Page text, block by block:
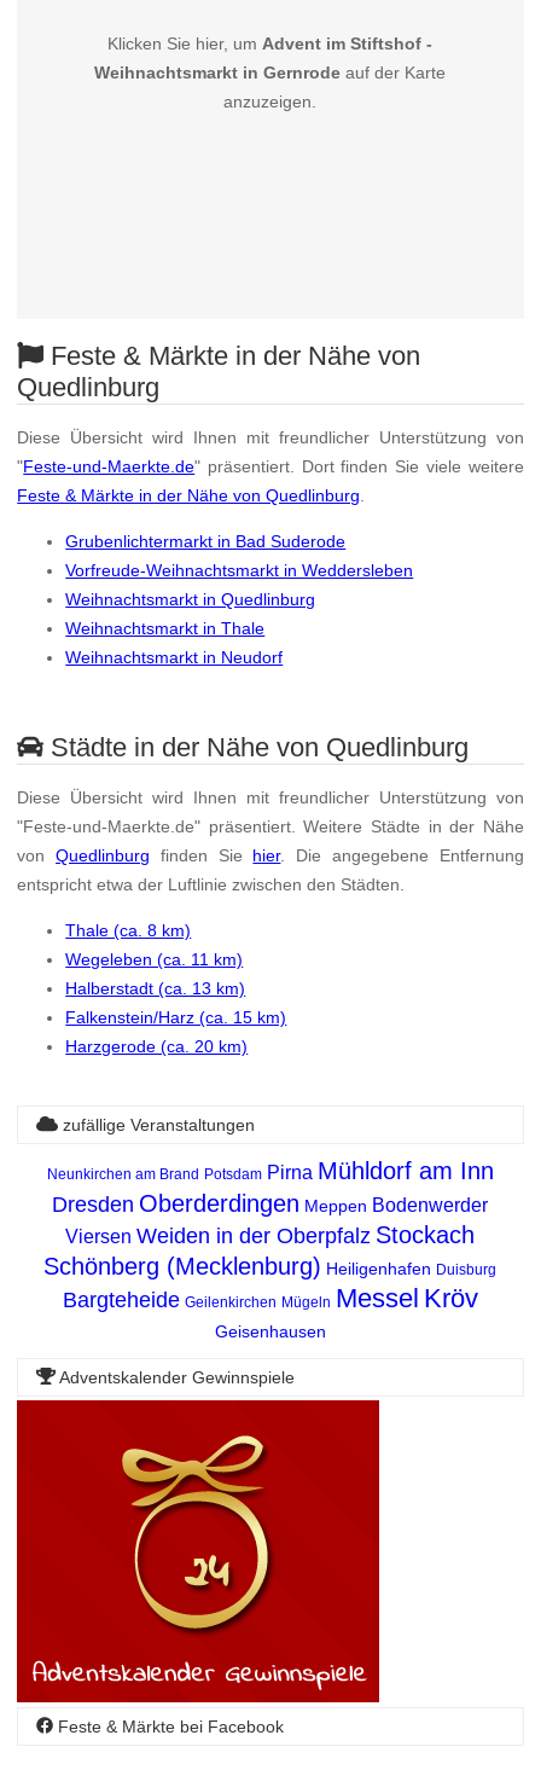
Klicken Sie hier, um Advent im Stiftshof -
Weihnachtsmarkt in Gernrode auf der Karte
anzuzeigen.
Feste & Märkte in der Nähe von
Quedlinburg
Diese Übersicht wird Ihnen mit freundlicher Unterstützung von
"Feste-und-Maerkte.de" präsentiert. Dort finden Sie viele weitere
Feste & Märkte in der Nähe von Quedlinburg
Grubenlichtermarkt in Bad Suderode
Vorfreude-Weihnachtsmarkt in Weddersleben
Weihnachtsmarkt in Quedlinburg
Weihnachtsmarkt in Thale
Weihnachtsmarkt in Neudorf
Städte in der Nähe von Quedlinburg
Diese Übersicht wird Ihnen mit freundlicher Unterstützung von
"Feste-und-Maerkte.de" präsentiert. Weitere Städte in der Nähe
vonQuedlinburg finden Sie hier. Die angegebene Entfernung
entspricht etwa der Luftlinie zwischen den Städten.
Thale (ca. 8 km)
Wegeleben (ca. 11 km)
Halberstadt (ca. 13 km)
Falkenstein/Harz (ca. 15 km)
Harzgerode (ca. 20 km)
zufällige Veranstaltungen
Neunkirchen am Brand Potsdam Pirna Mühldorf am Inn
Dresden Oberderdingen Meppen Bodenwerder
Viersen Weiden in der Oberpfalz Stockach
Schönberg (Mecklenburg) Heiligenhafen Duisburg
Bargteheide Geilenkirchen Mügeln Messel Kröv
Geisenhausen
Adventskalender Gewinnspiele
Feste & Märkte bei Facebook